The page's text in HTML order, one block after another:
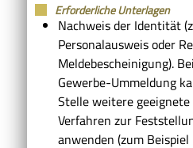
Erforderliche Unterlagen
Nachweis der Identität
Personalausweis oder
Meldebescheinigung).
Gewerbe-Ummeldung
Stelle weitere geeignete
Verfahren zur
anwenden (zum